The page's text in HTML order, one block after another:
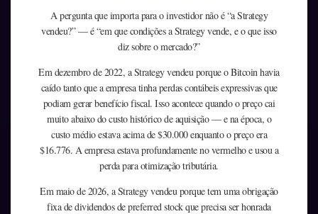
A pergunta que importa para o investidor não é “a Strategy
vendeu?” — é “em que condições a Strategy vende, e o que isso
diz sobre o mercado?”
Em dezembro de 2022, a Strategy vendeu porque o Bitcoin havia
caído tanto que a empresa tinha perdas contábeis expressivas que
podiam gerar benefício fiscal. Isso acontece quando o preço cai
muito abaixo do custo histórico de aquisição — e na época, o
custo médio estava acima de $30.000 enquanto o preço era
$16.776. A empresa estava profundamente no vermelho e usou a
perda para otimização tributária.
Em maio de 2026, a Strategy vendeu porque tem uma obrigação
fixa de dividendos de preferred stock que precisa ser honrada